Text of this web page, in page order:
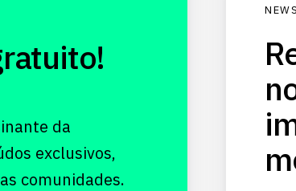
da
exclusivos,
comunidades.